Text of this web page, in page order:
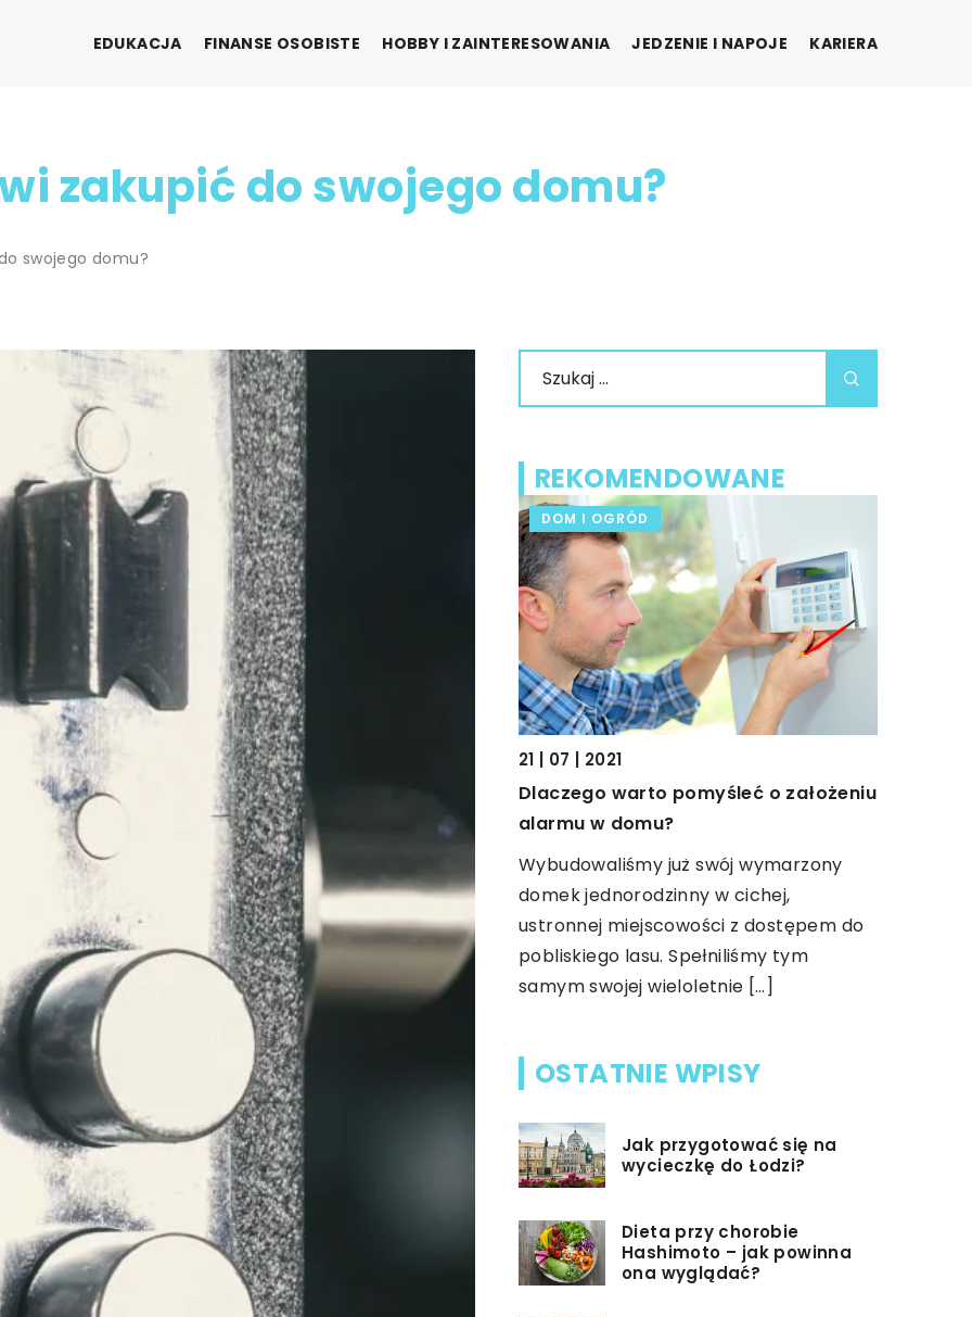
EDUKACJA FINANSE OSOBISTE HOBBY I ZAINTERESOWANIA JEDZENIE I NAPOJE KARIERA
zakupić do swojego domu?
swojego domu?
REKOMENDOWANE
poprawić
i realizować
codziennego
BIZNES I FINANSE
22 | 05 | 2021
Szkolenia – dlaczego warto postawić
na rozwój firmy?
Każdy przedsiębiorca chce, aby
prowadzona przez niego firma
systematycznie się rozwijała. Jednym ze
sposobów na to są różnego rodzaju
szkolenia, […]
DOM I OGRÓD
21 | 07 | 2021
Dlaczego warto pomyśleć o założeniu
alarmu w domu?
Wybudowaliśmy już swój wymarzony
domek jednorodzinny w cichej,
ustronnej miejscowości z dostępem do
pobliskiego lasu. Spełniliśmy tym
samym swojej wieloletnie […]
OSTATNIE WPISY
Jak przygotować się na
wycieczkę do Łodzi?
Dieta przy chorobie
Hashimoto – jak powinna
ona wyglądać?